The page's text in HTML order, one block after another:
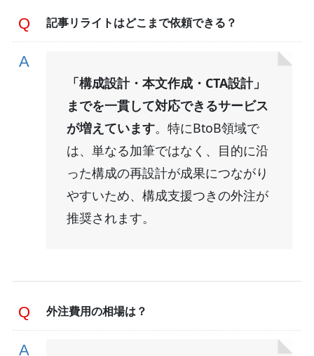
記事リライトはどこまで依頼できる？
「構成設計・本文作成・CTA設計」
までを一貫して対応できるサービス
が増えています。特にBtoB領域で
は、単なる加筆ではなく、目的に沿
った構成の再設計が成果につながり
やすいため、構成支援つきの外注が
推奨されます。
外注費用の相場は？